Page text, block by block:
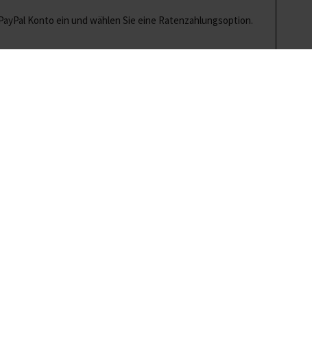
Konto ein und wählen Sie eine Ratenzahlungsoption.